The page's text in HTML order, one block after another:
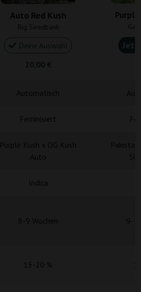
Auto Red Kush
Big Seedbank
Feminisiert
Indica
15-20 %